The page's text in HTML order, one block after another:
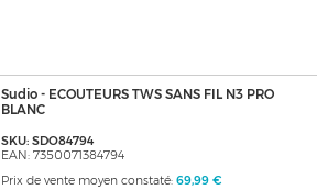
Sudio - ECOUTEURS TWS SANS FIL N3 PRO
BLANC
SKU: SDO84794
EAN: 7350071384794
Prix de vente moyen constaté: 69,99 €